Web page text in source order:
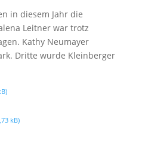
in diesem Jahr die
Leitner war trotz
Kathy Neumayer
Dritte wurde Kleinberger